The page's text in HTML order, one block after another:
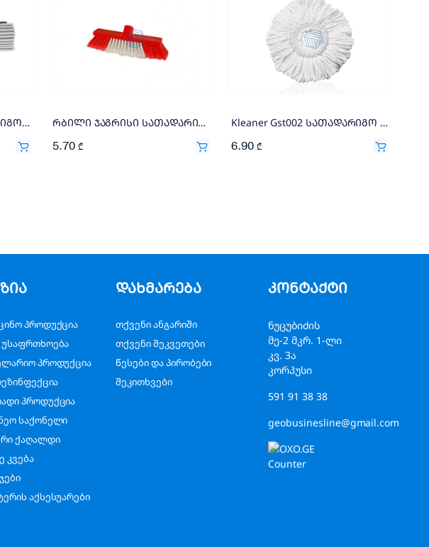
Kleaner Gsa005 სათადარიგო თავი რბილი ჯაგრისი სათადარიგო
5.70 ₾
Kleaner Gst002 სათადარიგო დისკი
6.90 ₾
პროდუქცია
პროდუქცია
პროდუქცია
საქონელი
ქაღალდი
კვება
აქსესუარები
დახმარება
თქვენი ანგარიში
თქვენი შეკვეთები
წესები და პირობები
შეკითხვები
კონტაქტი
ნუცუბიძის
მე-2 მკრ. 1-ლი
კვ. 3ა
კორპუსი
591 91 38 38
geobusinesline@gmail.com